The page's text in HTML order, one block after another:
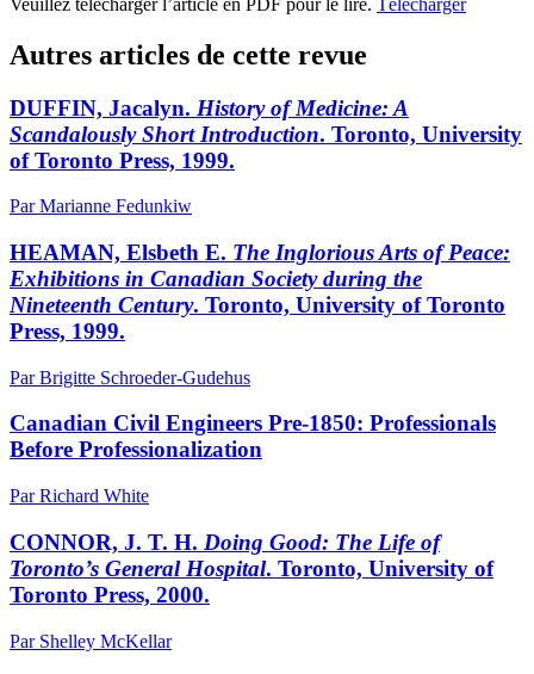
Autres articles de cette revue
DUFFIN, Jacalyn. History of Medicine: A
Scandalously Short Introduction. Toronto, University
of Toronto Press, 1999.
Par Marianne Fedunkiw
HEAMAN, Elsbeth E. The Inglorious Arts of Peace:
Exhibitions in Canadian Society during the
Nineteenth Century. Toronto, University of Toronto
Press, 1999.
Par Brigitte Schroeder-Gudehus
Canadian Civil Engineers Pre-1850: Professionals
Before Professionalization
Par Richard White
CONNOR, J. T. H. Doing Good: The Life of
Toronto’s General Hospital. Toronto, University of
Toronto Press, 2000.
Par Shelley McKellar